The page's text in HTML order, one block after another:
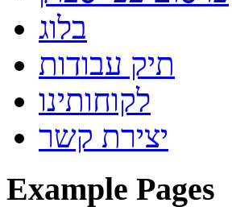
בלוג
תיק עבודות
לקוחותינו
יצירת קשר
Example Pages